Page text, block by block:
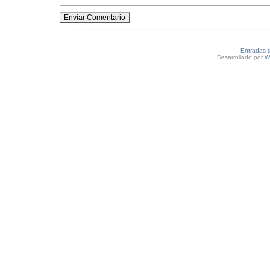
Entradas
Desarrollado por